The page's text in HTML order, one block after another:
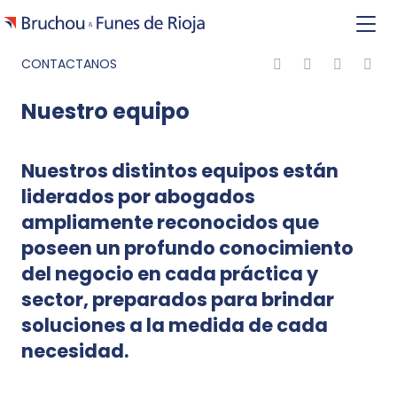
CONTACTANOS
Nuestro equipo
Nuestros distintos equipos están
liderados por abogados
ampliamente reconocidos que
poseen un profundo conocimiento
del negocio en cada práctica y
sector, preparados para brindar
soluciones a la medida de cada
necesidad.